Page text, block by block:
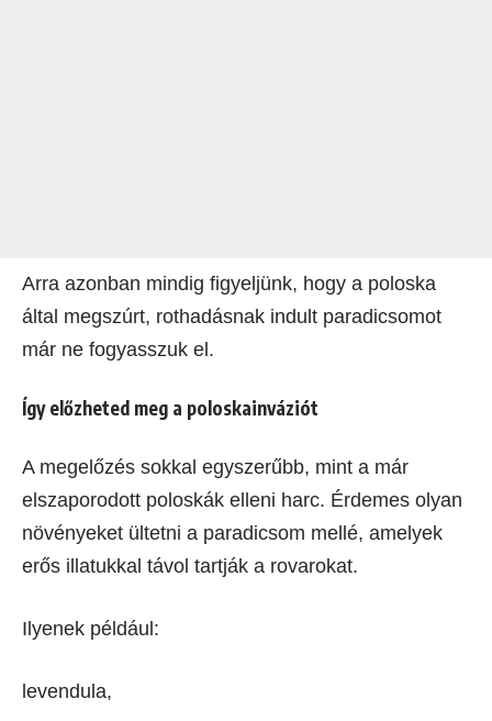
Arra azonban mindig figyeljünk, hogy a poloska
által megszúrt, rothadásnak indult paradicsomot
már ne fogyasszuk el.
Így előzheted meg a poloskainváziót
A megelőzés sokkal egyszerűbb, mint a már
elszaporodott poloskák elleni harc. Érdemes olyan
növényeket ültetni a paradicsom mellé, amelyek
erős illatukkal távol tartják a rovarokat.
Ilyenek például:
levendula,